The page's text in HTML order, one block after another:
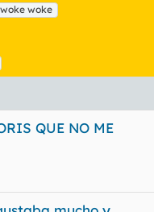
woke
QUE NO ME